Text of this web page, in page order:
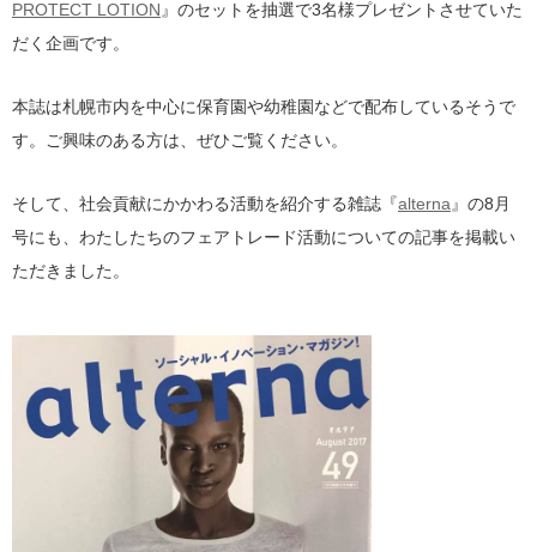
PROTECT LOTION 』のセットを抽選で3名様プレゼントさせていた
だく企画です。
本誌は札幌市内を中心に保育園や幼稚園などで配布しているそうで
す。ご興味のある方は、ぜひご覧ください。
そして、社会貢献にかかわる活動を紹介する雑誌『alterna 』の8月
号にも、わたしたちのフェアトレード活動についての記事を掲載い
ただきました。